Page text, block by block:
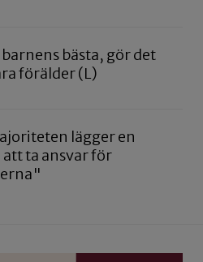
barnens bästa, gör det
förälder (L)
lägger en
ta ansvar för